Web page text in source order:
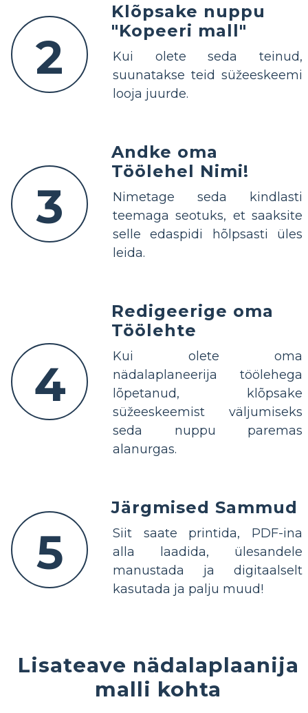
2
Klõpsake nuppu
"Kopeeri mall"
Kui olete seda teinud,
suunatakse teid süžeeskeemi
looja juurde.
3
Andke oma
Töölehel Nimi!
Nimetage seda kindlasti
teemaga seotuks, et saaksite
selle edaspidi hõlpsasti üles
leida.
4
Redigeerige oma
Töölehte
Kui olete oma
nädalaplaneerija töölehega
lõpetanud, klõpsake
süžeeskeemist väljumiseks
seda nuppu paremas
alanurgas.
5
Järgmised Sammud
Siit saate printida, PDF-ina
alla laadida, ülesandele
manustada ja digitaalselt
kasutada ja palju muud!
Lisateave nädalaplaanija
malli kohta